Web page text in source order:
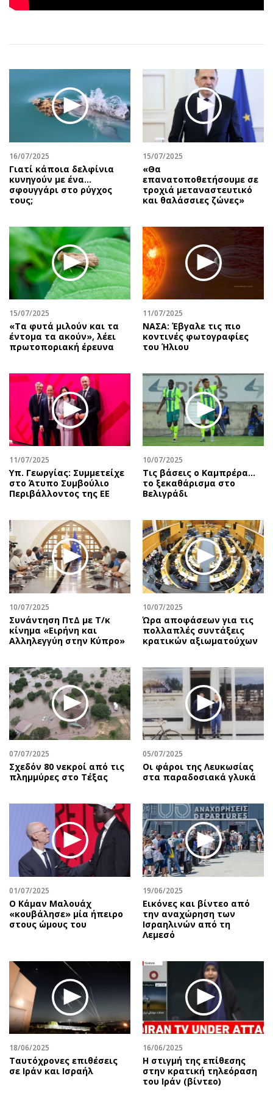
Αθλητισμός
Ελλάδα
Οικονομική
Οικονομία
Επιχειρήσεις
Αγορές
Money Review
AstroBank Properties
Trends
Ενέργεια
Ναυτιλία
Περιβάλλον
Ελλάδα
Κόσμος
Παράξενα
Πολιτισμός
Θέατρο-Χορός
Μουσική
Εικαστικά
Βιβλίο
Χειρόγραφα
Geek
Κινητά-tablets
Αυτοκίνηση
Αφιερώματα
Πολιτική
Οικονομία
Γενικά
Αναδρομές
Πρόσωπα
Περιβάλλον
Good Life
Γυναίκα
Showbiz
Ταξίδια
Συνταγές
Έξοδος
Media
Εκπομπές
Podcasts
Uncut
Προσφορές
Προσωπικότητες στην ''Κ''
Επιστολές
16/07/2025
Γιατί κάποια δελφίνια
κυνηγούν με ένα…
σφουγγάρι στο ρύγχος
τους;
15/07/2025
«Θα
επανατοποθετήσουμε σε
τροχιά μεταναστευτικό
και θαλάσσιες ζώνες»
15/07/2025
«Tα φυτά μιλούν και τα
έντομα τα ακούν», λέει
πρωτοποριακή έρευνα
11/07/2025
ΝΑΣΑ: Έβγαλε τις πιο
κοντινές φωτογραφίες
του Ήλιου
11/07/2025
Υπ. Γεωργίας: Συμμετείχε
στο Άτυπο Συμβούλιο
Περιβάλλοντος της ΕΕ
10/07/2025
Τις βάσεις ο Καμπρέρα…
το ξεκαθάρισμα στο
Βελιγράδι
10/07/2025
Συνάντηση ΠτΔ με Τ/κ
κίνημα «Ειρήνη και
Αλληλεγγύη στην Κύπρο»
10/07/2025
Ώρα αποφάσεων για τις
πολλαπλές συντάξεις
κρατικών αξιωματούχων
07/07/2025
Σχεδόν 80 νεκροί από τις
πλημμύρες στο Τέξας
05/07/2025
Οι φάροι της Λευκωσίας
στα παραδοσιακά γλυκά
01/07/2025
Ο Κάμαν Μαλουάχ
«κουβάλησε» μία ήπειρο
στους ώμους του
19/06/2025
Εικόνες και βίντεο από
την αναχώρηση των
Ισραηλινών από τη
Λεμεσό
18/06/2025
Ταυτόχρονες επιθέσεις
σε Ιράν και Ισραήλ
16/06/2025
Η στιγμή της επίθεσης
στην κρατική τηλεόραση
του Ιράν (βίντεο)